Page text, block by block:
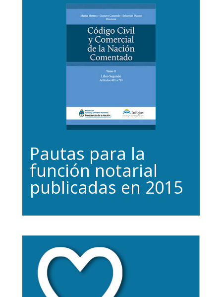
Pautas para la
función notarial
publicadas en 2015